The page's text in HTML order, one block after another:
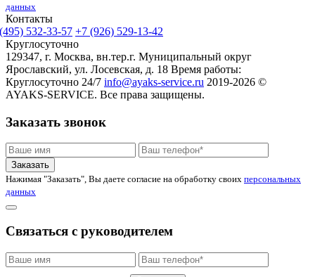
данных
Контакты
532-33-57 +7 (926) 529-13-42
Круглосуточно
129347, г. Москва, вн.тер.г. Муниципальный округ
Ярославский, ул. Лосевская, д. 18 Время работы:
Круглосуточно 24/7 info@ayaks-service.ru 2019-2026 ©
AYAKS-SERVICE. Все права защищены.
Заказать звонок
Заказать
Нажимая "Заказать", Вы даете согласие на обработку своих персональных
данных
Связаться с руководителем